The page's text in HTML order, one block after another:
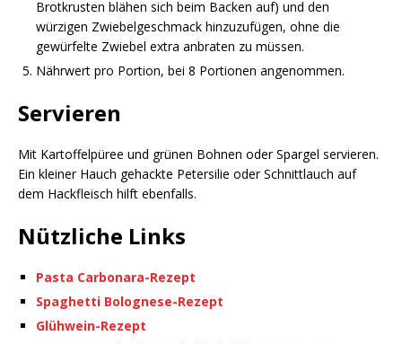
Brotkrusten blähen sich beim Backen auf) und den
würzigen Zwiebelgeschmack hinzuzufügen, ohne die
gewürfelte Zwiebel extra anbraten zu müssen.
Nährwert pro Portion, bei 8 Portionen angenommen.
Servieren
Mit Kartoffelpüree und grünen Bohnen oder Spargel servieren.
Ein kleiner Hauch gehackte Petersilie oder Schnittlauch auf
dem Hackfleisch hilft ebenfalls.
Nützliche Links
Pasta Carbonara-Rezept
Spaghetti Bolognese-Rezept
Glühwein-Rezept